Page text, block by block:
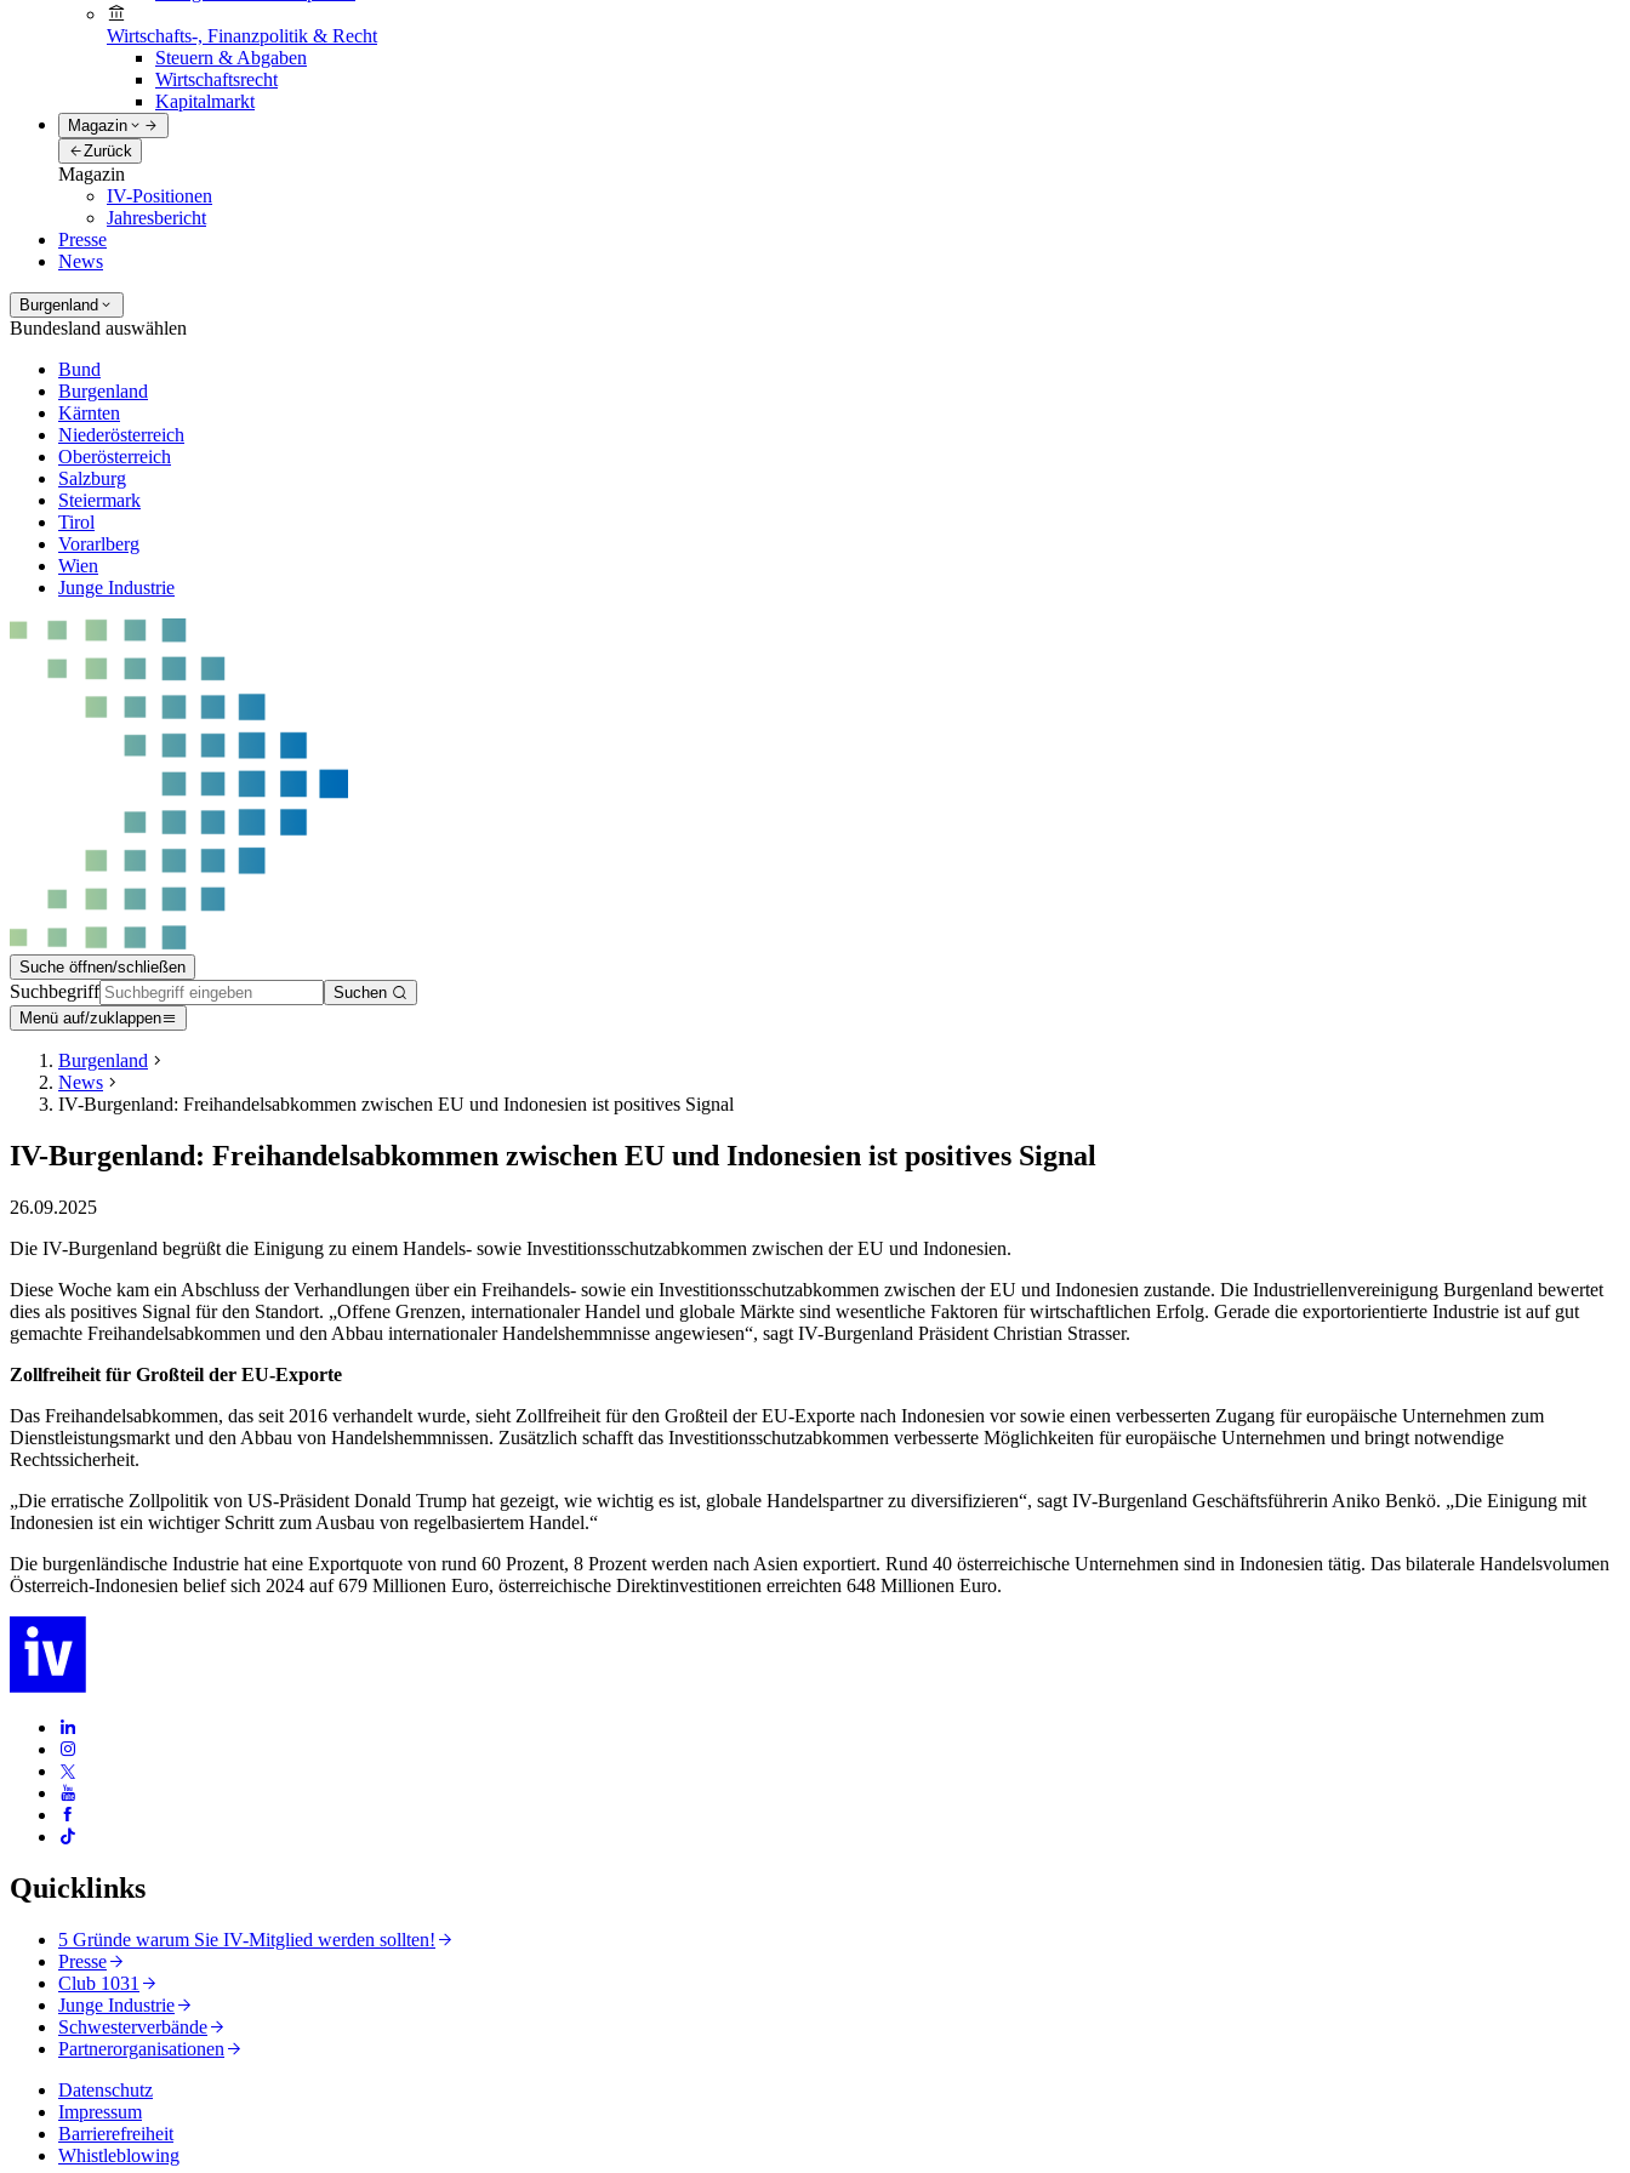
Wirtschafts-, Finanzpolitik & Recht
Steuern & Abgaben
Wirtschaftsrecht
Kapitalmarkt
Magazin
Zurück
Magazin
IV-Positionen
Jahresbericht
Presse
News
Burgenland
Bundesland auswählen
Bund
Burgenland
Kärnten
Niederösterreich
Oberösterreich
Salzburg
Steiermark
Tirol
Vorarlberg
Wien
Junge Industrie
Suche öffnen/schließen
Suchbegriff
Suchen
Menü auf/zuklappen
Burgenland
News
IV-Burgenland: Freihandelsabkommen zwischen EU und Indonesien ist positives Signal
IV-Burgenland: Freihandelsabkommen zwischen EU und Indonesien ist positives Signal
26.09.2025
Die IV-Burgenland begrüßt die Einigung zu einem Handels- sowie Investitionsschutzabkommen zwischen der EU und Indonesien.
Diese Woche kam ein Abschluss der Verhandlungen über ein Freihandels- sowie ein Investitionsschutzabkommen zwischen der EU und Indonesien zustande. Die Industriellenvereinigung Burgenland bewertet
dies als positives Signal für den Standort. „Offene Grenzen, internationaler Handel und globale Märkte sind wesentliche Faktoren für wirtschaftlichen Erfolg. Gerade die exportorientierte Industrie ist auf gut
gemachte Freihandelsabkommen und den Abbau internationaler Handelshemmnisse angewiesen“, sagt IV-Burgenland Präsident Christian Strasser.
Zollfreiheit für Großteil der EU-Exporte
Das Freihandelsabkommen, das seit 2016 verhandelt wurde, sieht Zollfreiheit für den Großteil der EU-Exporte nach Indonesien vor sowie einen verbesserten Zugang für europäische Unternehmen zum
Dienstleistungsmarkt und den Abbau von Handelshemmnissen. Zusätzlich schafft das Investitionsschutzabkommen verbesserte Möglichkeiten für europäische Unternehmen und bringt notwendige
Rechtssicherheit.
„Die erratische Zollpolitik von US-Präsident Donald Trump hat gezeigt, wie wichtig es ist, globale Handelspartner zu diversifizieren“, sagt IV-Burgenland Geschäftsführerin Aniko Benkö. „Die Einigung mit
Indonesien ist ein wichtiger Schritt zum Ausbau von regelbasiertem Handel.“
Die burgenländische Industrie hat eine Exportquote von rund 60 Prozent, 8 Prozent werden nach Asien exportiert. Rund 40 österreichische Unternehmen sind in Indonesien tätig. Das bilaterale Handelsvolumen
Österreich-Indonesien belief sich 2024 auf 679 Millionen Euro, österreichische Direktinvestitionen erreichten 648 Millionen Euro.
Quicklinks
5 Gründe warum Sie IV-Mitglied werden sollten!
Presse
Club 1031
Junge Industrie
Schwesterverbände
Partnerorganisationen
Datenschutz
Impressum
Barrierefreiheit
Whistleblowing